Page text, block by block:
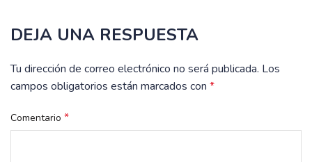
DEJA UNA RESPUESTA
Tu dirección de correo electrónico no será publicada. Los
campos obligatorios están marcados con *
Comentario *